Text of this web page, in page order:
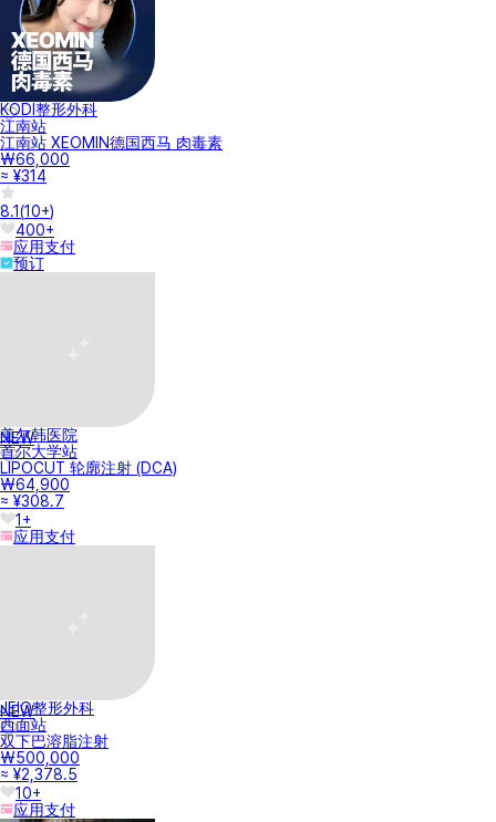
KODI整形外科
江南站
江南站 XEOMIN德国西马 肉毒素
₩66,000
≈ ¥314
8.1(10+)
400+
应用支付
预订
NEW
美尔韩医院
首尔大学站
LIPOCUT 轮廓注射 (DCA)
₩64,900
≈ ¥308.7
1+
应用支付
NEW
JEIO整形外科
西面站
双下巴溶脂注射
₩500,000
≈ ¥2,378.5
10+
应用支付